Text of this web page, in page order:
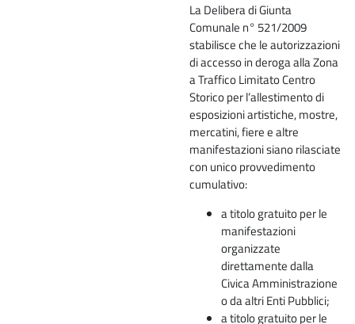
La Delibera di Giunta
Comunale n° 521/2009
stabilisce che le autorizzazioni
di accesso in deroga alla Zona
a Traffico Limitato Centro
Storico per l’allestimento di
esposizioni artistiche, mostre,
mercatini, fiere e altre
manifestazioni siano rilasciate
con unico provvedimento
cumulativo:
a titolo gratuito per le
manifestazioni
organizzate
direttamente dalla
Civica Amministrazione
o da altri Enti Pubblici;
a titolo gratuito per le